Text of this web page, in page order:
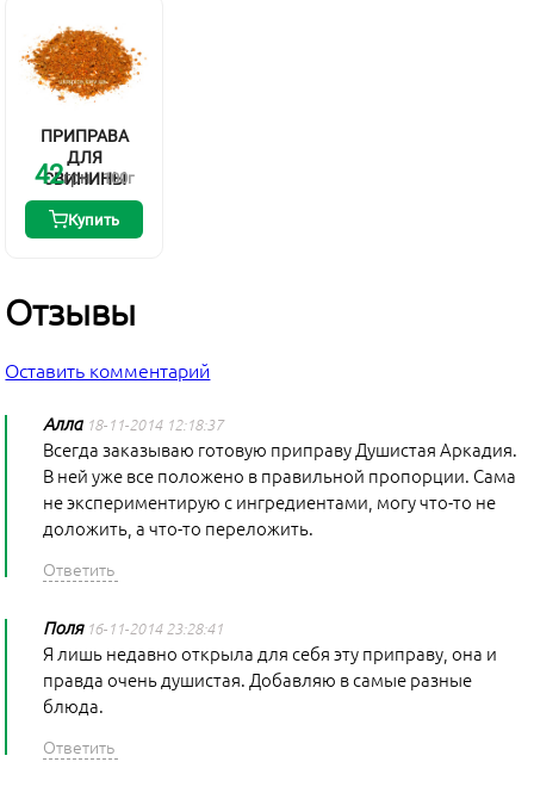
ПРИПРАВА
ДЛЯ
СВИНИНЫ
42грн 100г
Купить
Отзывы
Оставить комментарий
Алла 18-11-2014 12:18:37
Всегда заказываю готовую приправу Душистая Аркадия.
В ней уже все положено в правильной пропорции. Сама
не экспериментирую с ингредиентами, могу что-то не
доложить, а что-то переложить.
Поля 16-11-2014 23:28:41
Я лишь недавно открыла для себя эту приправу, она и
правда очень душистая. Добавляю в самые разные
блюда.